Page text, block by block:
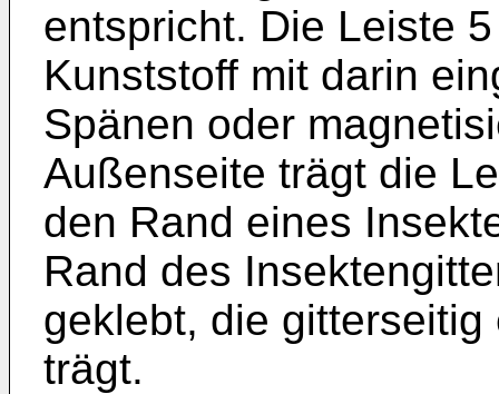
entspricht. Die Leiste
Kunststoff mit darin
Spänen oder
Außenseite trägt die
den Rand eines
Rand des
geklebt, die
trägt.